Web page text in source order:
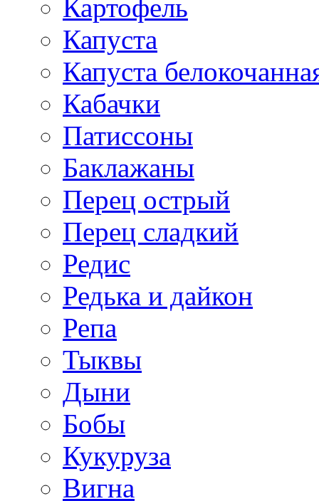
Картофель
Капуста
Капуста
Кабачки
Патиссоны
Баклажаны
Перец острый
Перец сладкий
Редис
Редька и дайкон
Репа
Тыквы
Дыни
Бобы
Кукуруза
Вигна